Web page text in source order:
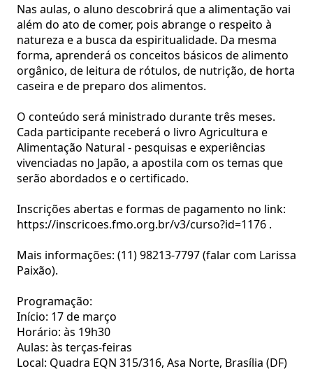
Nas aulas, o aluno descobrirá que a alimentação vai
além do ato de comer, pois abrange o respeito à
natureza e a busca da espiritualidade. Da mesma
forma, aprenderá os conceitos básicos de alimento
orgânico, de leitura de rótulos, de nutrição, de horta
caseira e de preparo dos alimentos.
O conteúdo será ministrado durante três meses.
Cada participante receberá o livro Agricultura e
Alimentação Natural - pesquisas e experiências
vivenciadas no Japão, a apostila com os temas que
serão abordados e o certificado.
Inscrições abertas e formas de pagamento no link:
https://inscricoes.fmo.org.br/v3/curso?id=1176 .
Mais informações: (11) 98213-7797 (falar com Larissa
Paixão).
Programação:
Início: 17 de março
Horário: às 19h30
Aulas: às terças-feiras
Local: Quadra EQN 315/316, Asa Norte, Brasília (DF)